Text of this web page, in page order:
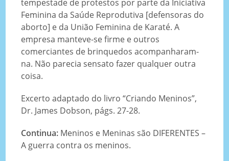
tempestade de protestos por parte da Iniciativa
Feminina da Saúde Reprodutiva [defensoras do
aborto] e da União Feminina de Karaté. A
empresa manteve-se firme e outros
comerciantes de brinquedos acompanharam-
na. Não parecia sensato fazer qualquer outra
coisa.
Excerto adaptado do livro “Criando Meninos”,
Dr. James Dobson, págs. 27-28.
Continua: Meninos e Meninas são DIFERENTES –
A guerra contra os meninos.